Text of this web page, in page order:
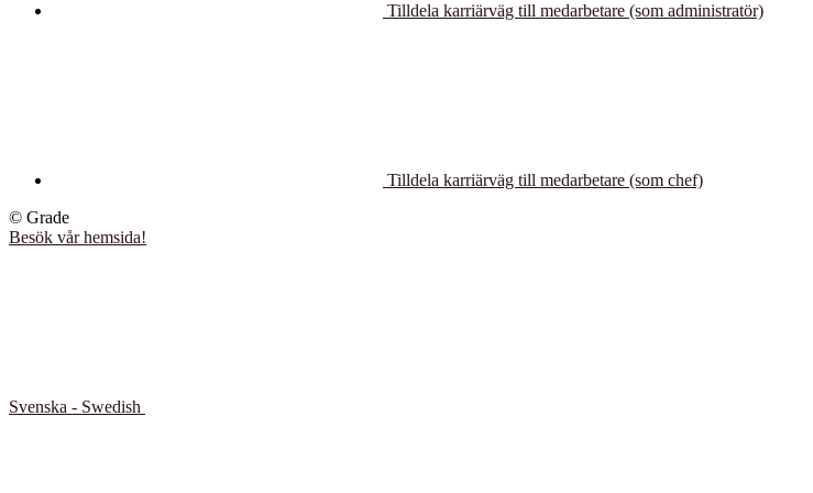
Tilldela karriärväg till medarbetare (som administratör)
Tilldela karriärväg till medarbetare (som chef)
© Grade
Besök vår hemsida!
Svenska - Swedish